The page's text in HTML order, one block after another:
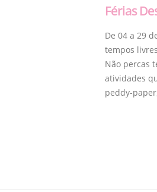
Férias
De 04 a 29
tempos
Não percas
atividades
peddy-